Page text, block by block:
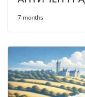
7 months